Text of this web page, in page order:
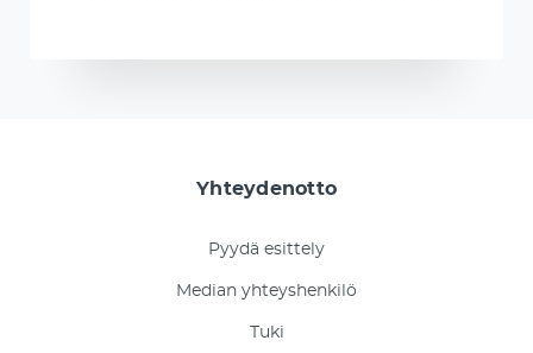
Yhteydenotto
Pyydä esittely
Median yhteyshenkilö
Tuki